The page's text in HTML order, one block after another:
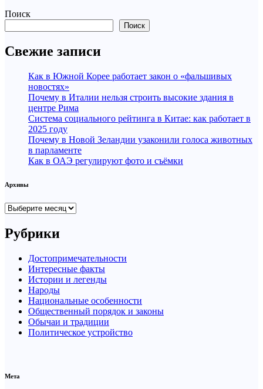
Поиск
Поиск
Свежие записи
Как в Южной Корее работает закон о «фальшивых
новостях»
Почему в Италии нельзя строить высокие здания в
центре Рима
Система социального рейтинга в Китае: как работает в
2025 году
Почему в Новой Зеландии узаконили голоса животных
в парламенте
Как в ОАЭ регулируют фото и съёмки
Архивы
Архивы
Рубрики
Достопримечательности
Интересные факты
Истории и легенды
Народы
Национальные особенности
Общественный порядок и законы
Обычаи и традиции
Политическое устройство
Мета